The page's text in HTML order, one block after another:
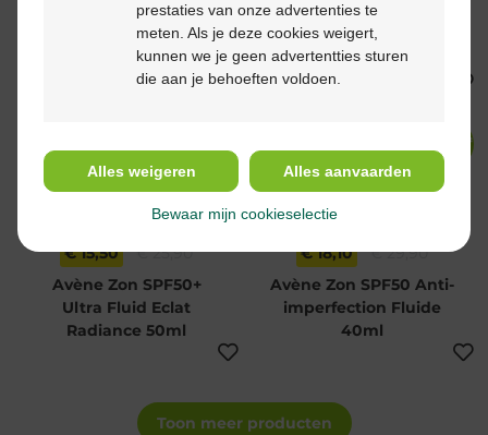
Avène After Sun
Herstellende Melk
400ml
Avène zon spf50+
minerale fluide getint
40ml
€ 15,50
€ 25,90
Avène Zon SPF50+
Ultra Fluid Eclat
Radiance 50ml
-39%*
€ 18,10
€ 29,90
Avène Zon SPF50 Anti-
imperfection Fluide
40ml
Toon meer producten
prestaties van onze advertenties te
meten. Als je deze cookies weigert,
kunnen we je geen advertentties sturen
die aan je behoeften voldoen.
Alles weigeren Alles aanvaarden
Bewaar mijn cookieselectie